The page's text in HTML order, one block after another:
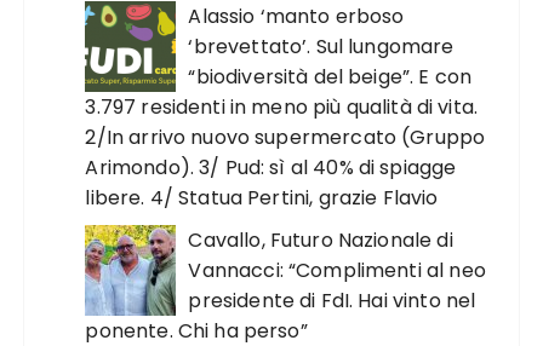
Alassio ‘manto erboso
‘brevettato’. Sul lungomare
“biodiversità del beige”. E con
3.797 residenti in meno più qualità di vita.
2/In arrivo nuovo supermercato (Gruppo
Arimondo). 3/ Pud: sì al 40% di spiagge
libere. 4/ Statua Pertini, grazie Flavio
Cavallo, Futuro Nazionale di
Vannacci: “Complimenti al neo
presidente di FdI. Hai vinto nel
ponente. Chi ha perso”